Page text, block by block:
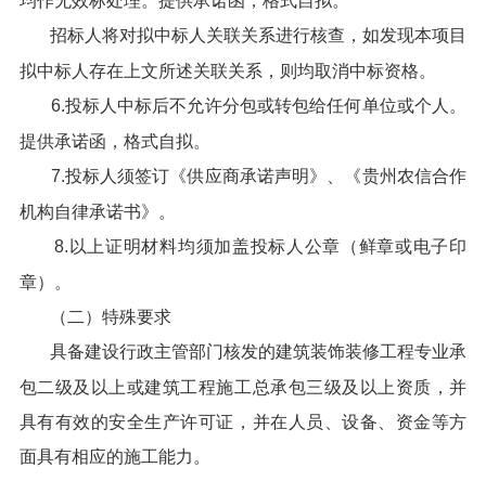
招标人将对拟中标人关联关系进行核查，如发现本项目
拟中标人存在上文所述关联关系，则均取消中标资格。
6.投标人中标后不允许分包或转包给任何单位或个人。
提供承诺函，格式自拟。
7.投标人须签订《供应商承诺声明》、《贵州农信合作
机构自律承诺书》。
8.以上证明材料均须加盖投标人公章（鲜章或电子印
章）。
（二）特殊要求
具备建设行政主管部门核发的建筑装饰装修工程专业承
包二级及以上或建筑工程施工总承包三级及以上资质，并
具有有效的安全生产许可证，并在人员、设备、资金等方
面具有相应的施工能力。